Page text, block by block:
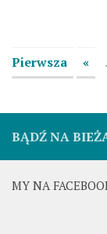
Pierwsza
«
BĄDŹ NA
MY NA